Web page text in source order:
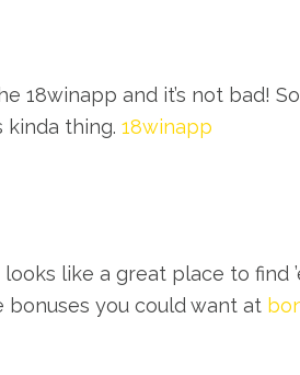
18winapp and it’s not bad!
kinda thing. 18winapp
like a great place to find
bonuses you could want at